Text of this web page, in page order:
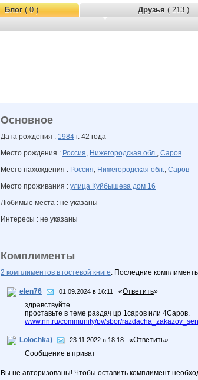
Блог( 0 ) Друзья ( 213 )
Основное
Дата рождения : 1984 г. 42 года
Место рождения : Россия, Нижегородская обл., Саров
Место нахождения : Россия, Нижегородская обл., Саров
Место проживания : улица Куйбышева дом 16
Любимые места : не указаны
Интересы : не указаны
Комплименты
2 комплиментов в гостевой книге. Последние
elen76 01.09.2024 в 16:11 «Ответить»
здравствуйте.
проставьте в теме раздач цр 1саров или 4Саров.
www.nn.ru/community/pv/sbor/
Lolochka) 23.11.2022 в 18:18 «Ответить»
Сообщение в приват
Вы не авторизованы! Чтобы оставить комплимент